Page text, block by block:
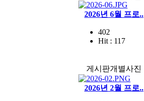
2026년 6월 프로..
402
Hit : 117
게시판개별사진
2026년 2월 프로..